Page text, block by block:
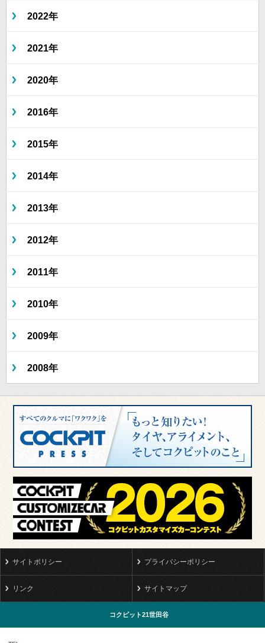
2022年
2021年
2020年
2016年
2015年
2014年
2013年
2012年
2011年
2010年
2009年
2008年
サイトポリシー プライバシーポリシー
リンク サイトマップ
コクピット21世田谷